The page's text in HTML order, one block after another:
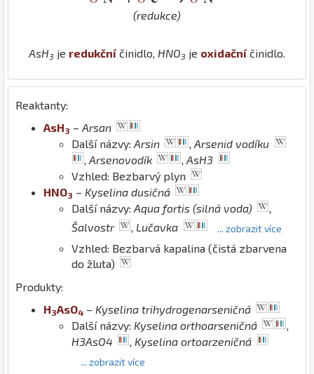
(redukce)
AsH3 je redukční činidlo, HNO3 je oxidační činidlo.
Reaktanty:
AsH3 – Arsan
Další názvy: Arsin ,Arsenid vodíku
Arsenovodík ,AsH3
Vzhled: Bezbarvý plyn
HNO3 – Kyselina dusičná
Další názvy: Aqua fortis (silná voda)
,
Šalvostr
, Lučavka ... zobrazit více
Vzhled: Bezbarvá kapalina (čistá zbarvena
do žluta)
Produkty:
H3AsO4 – Kyselina trihydrogenarseničná
Další názvy: Kyselina orthoarseničná
,
H3AsO4
, Kyselina ortoarzeničná
... zobrazit více